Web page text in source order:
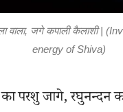
वाला, जगे कपाली कैलाशी |
energy of Shiva)
का परशु जागे, रघुनन्दन